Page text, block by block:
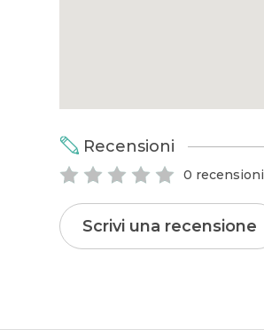
Recensioni
0 recensioni
Scrivi una recensione